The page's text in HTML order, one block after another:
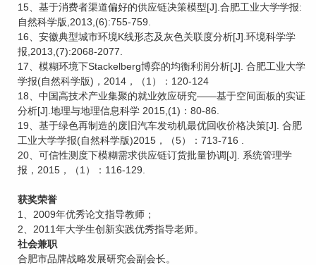
15、基于消费者渠道偏好的供应链决策模型[J].合肥工业大学学报:
自然科学版,2013,(6):755-759.
16、安徽典型城市环境K线形态及灰色关联度分析[J].环境科学学
报,2013,(7):2068-2077.
17、模糊环境下Stackelberg博弈的均衡利润分析[J]. 合肥工业大学
学报(自然科学版)，2014，（1）：120-124
18、中国高技术产业集聚的就业效应研究——基于空间面板的实证
分析[J].地理与地理信息科学 2015,(1)：80-86.
19、基于绿色再制造的废旧汽车发动机最优回收价格决策[J]. 合肥
工业大学学报(自然科学版)2015，（5）：713-716 .
20、可信性测度下模糊需求供应链订货批量协调[J]. 系统管理学
报，2015，（1）：116-129.
获奖荣誉
1、2009年优秀论文指导教师；
2、2011年大学生创新实践优秀指导老师。
社会兼职
合肥市品牌战略发展研究会副会长。